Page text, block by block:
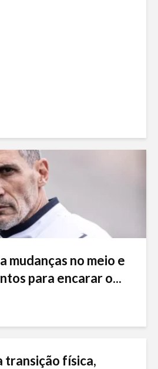
mudanças no meio e
para encarar o...
transição física,